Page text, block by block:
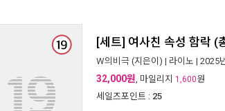
[세트] 여사친 속성 함락 (
W의비극 (지은이) | 라이노 | 2025
32,000원, 마일리지 1,600원
세일즈포인트 : 25